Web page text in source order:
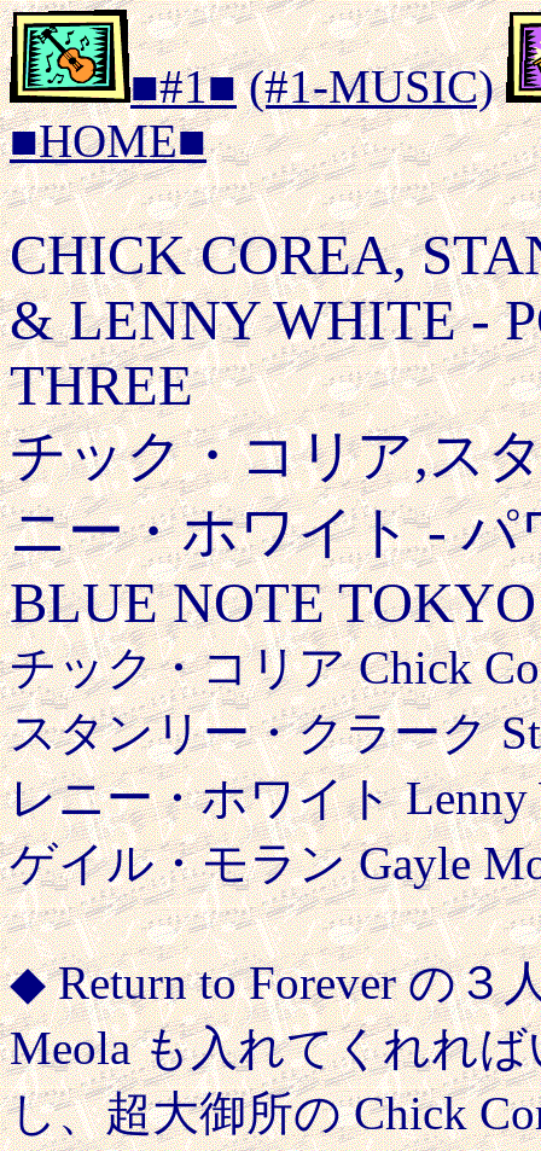
■#1■ (#1-MUSIC)
■HOME■
CHICK COREA,
& LENNY WHITE -
THREE
チック・コリア,ス
ニー・ホワイト -
BLUE NOTE TOKYO
チック・コリア Chick
スタンリー・クラーク
レニー・ホワイト Lenny
ゲイル・モラン Gayle
◆ Return to Forever の３
Meola も入れてくれれ
し、超大御所の Chick